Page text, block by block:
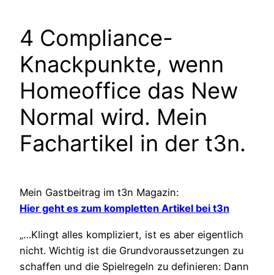
4 Compliance-
Knackpunkte, wenn
Homeoffice das New
Normal wird. Mein
Fachartikel in der t3n.
Mein Gastbeitrag im t3n Magazin:
Hier geht es zum kompletten Artikel bei t3n
„…Klingt alles kompliziert, ist es aber eigentlich
nicht. Wichtig ist die Grundvoraussetzungen zu
schaffen und die Spielregeln zu definieren: Dann